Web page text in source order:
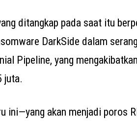
ditangkap pada saat itu
DarkSide dalam
Pipeline, yang
juta.
ini—yang akan menjadi poros